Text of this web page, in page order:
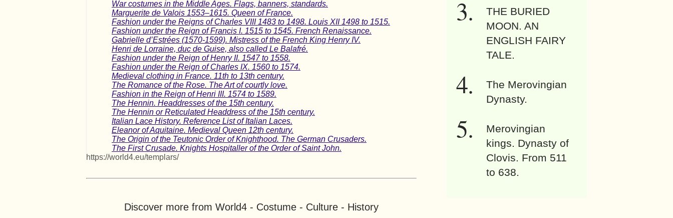
War costumes in the Middle Ages. Flags, banners, standards.
Marguerite de Valois 1553–1615. Queen of France.
Fashion under the Reigns of Charles VIII 1483 to 1498. Louis XII 1498 to 1515.
Fashion under the Reign of Francis I. 1515 to 1545. French Renaissance.
Gabrielle d’Estrées (1570-1599). Mistress of the French King Henry IV.
Henri de Lorraine, duc de Guise, also called Le Balafré.
Fashion under the Reign of Henry II. 1547 to 1558.
Fashion under the Reign of Charles IX. 1560 to 1574.
Medieval clothing in France. 11th to 13th century.
The Romance of the Rose. The Art of courtly love.
Fashion in the Reign of Henri III. 1574 to 1589.
The Hennin. Headdresses of the 15th century.
The Hennin or Reticulated Headdress of the 15th century.
Italian Lace History. Reference List of Italian Laces.
Eleanor of Aquitaine. Medieval Queen 12th century.
The Origin of the Teutonic Order of Knighthood. The German Crusaders.
The First Crusade. Knights Hospitaller of the Order of Saint John.
https://world4.eu/templars/
Discover more from World4 - Costume - Culture - History
THE BURIED
MOON. AN
ENGLISH FAIRY
TALE.
The Merovingian
Dynasty.
Merovingian
kings. Dynasty of
Clovis. From 511
to 638.